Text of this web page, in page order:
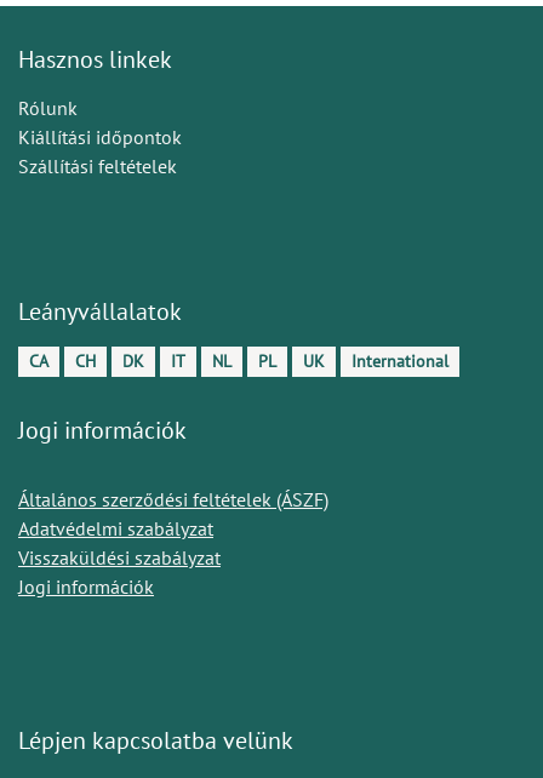
Hasznos linkek
Rólunk
Kiállítási időpontok
Szállítási feltételek
Leányvállalatok
CA CH DK IT NL PL UK International
Jogi információk
Általános szerződési feltételek (ÁSZF)
Adatvédelmi szabályzat
Visszaküldési szabályzat
Jogi információk
Lépjen kapcsolatba velünk